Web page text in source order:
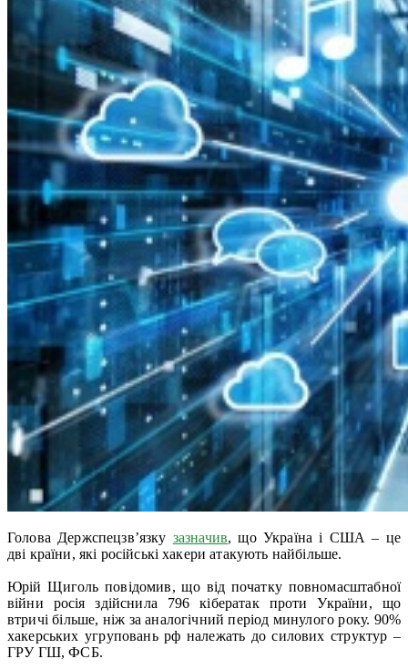
Голова Держспецзв’язку зазначив, що Україна і США – це
дві країни, які російські хакери атакують найбільше.
Юрій Щиголь повідомив, що від початку повномасштабної
війни росія здійснила 796 кібератак проти України, що
втричі більше, ніж за аналогічний період минулого року. 90%
хакерських угруповань рф належать до силових структур –
ГРУ ГШ, ФСБ.